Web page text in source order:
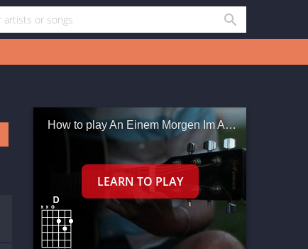
How to play An Einem Morgen Im April